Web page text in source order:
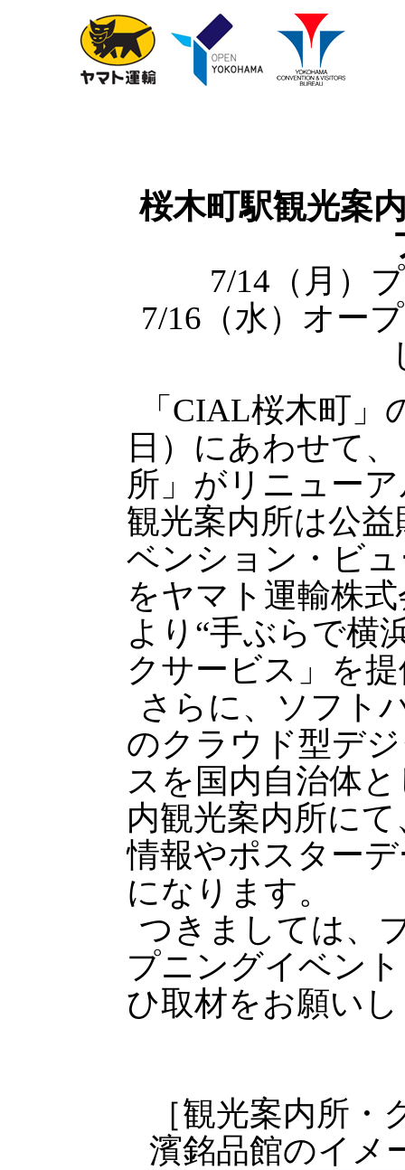
桜木町駅観光案
7/14（月）
7/16（水）オー
「CIAL桜木町」
日）にあわせて
所」がリニュー
観光案内所は公
ベンション・ビ
をヤマト運輸株
より“手ぶらで横
クサービス」を
さらに、ソフト
のクラウド型デ
スを国内自治体
内観光案内所に
情報やポスター
になります。
つきましては、
プニングイベン
ひ取材をお願い
［観光案内所
濱銘品館のイメ